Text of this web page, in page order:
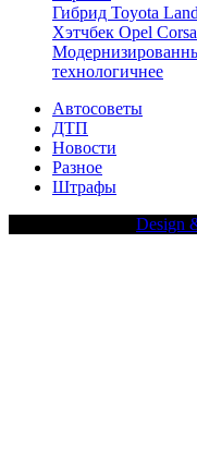
Гибрид Toyota
Хэтчбек Opel
технологичнее
Автосоветы
ДТП
Новости
Разное
Штрафы
Design